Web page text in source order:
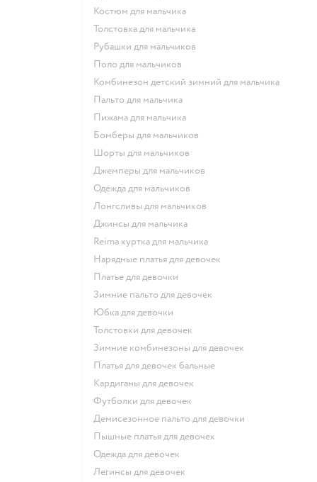
Костюм для мальчика
Толстовка для мальчика
Рубашки для мальчиков
Поло для мальчиков
Комбинезон детский зимний для мальчика
Пальто для мальчика
Пижама для мальчика
Бомберы для мальчиков
Шорты для мальчиков
Джемперы для мальчиков
Одежда для мальчиков
Лонгсливы для мальчиков
Джинсы для мальчика
Reima куртка для мальчика
Нарядные платья для девочек
Платье для девочки
Зимние пальто для девочек
Юбка для девочки
Толстовки для девочек
Зимние комбинезоны для девочек
Платья для девочек бальные
Кардиганы для девочек
Футболки для девочек
Демисезонное пальто для девочки
Пышные платья для девочек
Одежда для девочек
Легинсы для девочек